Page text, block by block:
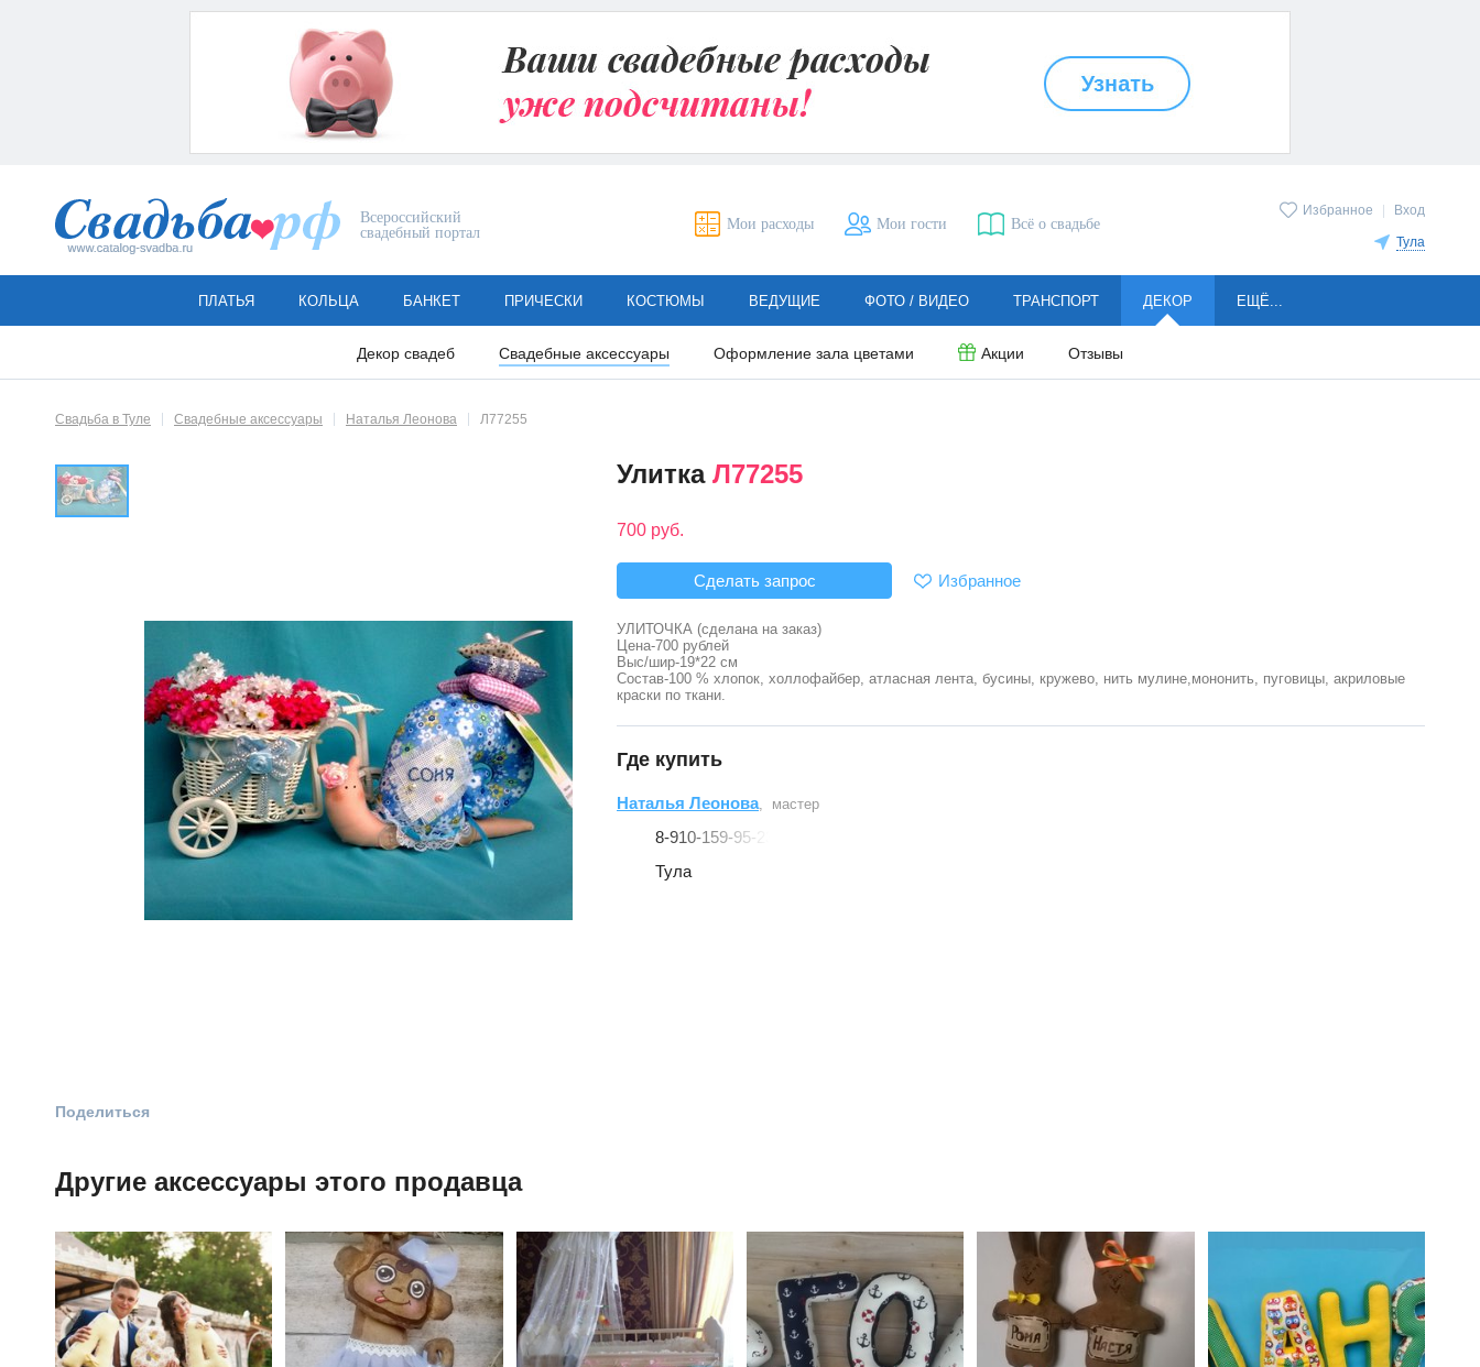
Всероссийский
свадебный портал
Избранное Вход
Тула
Мои расходы Мои гости Всё о свадьбе
ПЛАТЬЯ КОЛЬЦА БАНКЕТ ПРИЧЕСКИ КОСТЮМЫ ВЕДУЩИЕ ФОТО / ВИДЕО ТРАНСПОРТ ДЕКОР
Декор свадеб Свадебные аксессуары Оформление зала цветами Акции Отзывы
ЕЩЁ...
Свадьба в Туле Свадебные аксессуары Наталья Леонова Л77255
Поделиться
Улитка Л77255
700 руб.
Сделать запрос Избранное
УЛИТОЧКА (сделана на заказ)
Цена-700 рублей
Выс/шир-19*22 см
Состав-100 % хлопок, холлофайбер, атласная лента, бусины, кружево, нить мулине,мононить, пуговицы, акриловые
краски по ткани.
Где купить
Наталья Леонова, мастер
8-910-159-95-23
Тула
Другие аксессуары этого продавца